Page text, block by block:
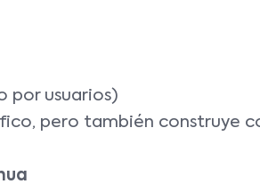
por usuarios)
pero también construye